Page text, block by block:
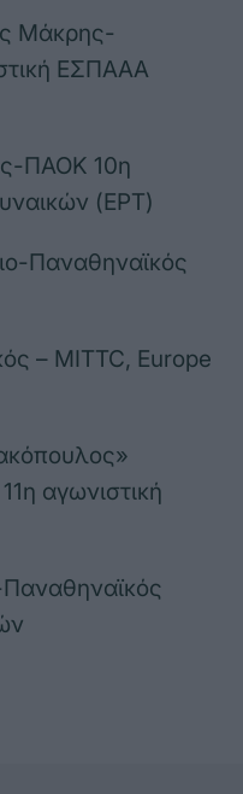
Μάκρης-
ΕΣΠΑΑΑ
ΠΑΟΚ 10η
(ΕΡΤ)
Παναθηναϊκός
– MITTC, Europe
αγωνιστική